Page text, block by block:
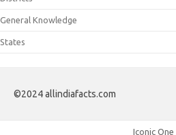
General Knowledge
States
©2024 allindiafacts.com
Iconic One